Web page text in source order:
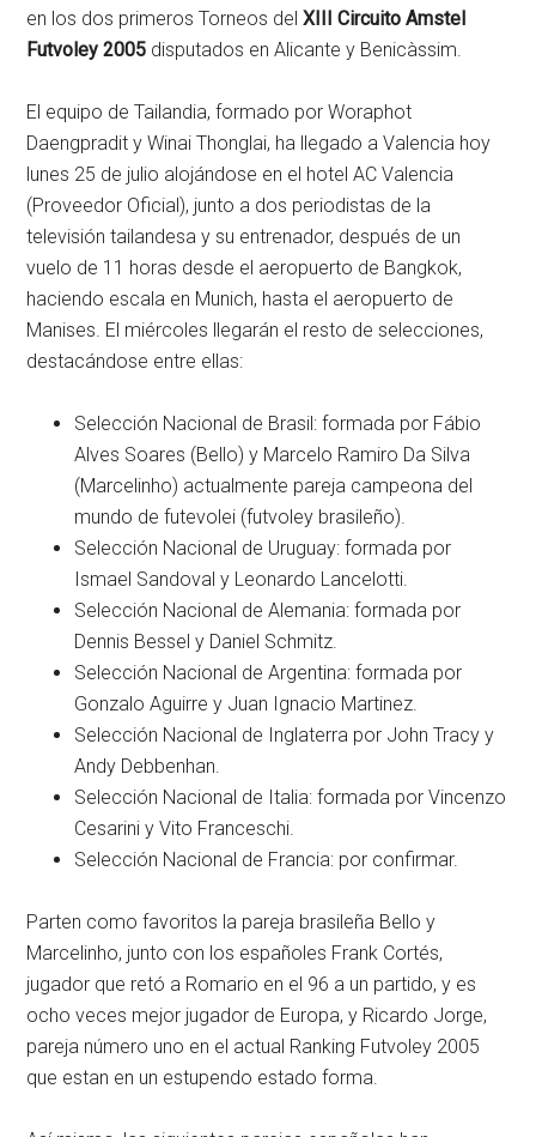
en los dos primeros Torneos delXIII Circuito Amstel
Futvoley 2005 disputados en Alicante y Benicàssim.
El equipo de Tailandia, formado por Woraphot
Daengpradit y Winai Thonglai, ha llegado a Valencia hoy
lunes 25 de julio alojándose en el hotel AC Valencia
(Proveedor Oficial), junto a dos periodistas de la
televisión tailandesa y su entrenador, después de un
vuelo de 11 horas desde el aeropuerto de Bangkok,
haciendo escala en Munich, hasta el aeropuerto de
Manises. El miércoles llegarán el resto de selecciones,
destacándose entre ellas:
Selección Nacional de Brasil: formada por Fábio
Alves Soares (Bello) y Marcelo Ramiro Da Silva
(Marcelinho) actualmente pareja campeona del
mundo de futevolei (futvoley brasileño).
Selección Nacional de Uruguay: formada por
Ismael Sandoval y Leonardo Lancelotti.
Selección Nacional de Alemania: formada por
Dennis Bessel y Daniel Schmitz.
Selección Nacional de Argentina: formada por
Gonzalo Aguirre y Juan Ignacio Martinez.
Selección Nacional de Inglaterra por John Tracy y
Andy Debbenhan.
Selección Nacional de Italia: formada por Vincenzo
Cesarini y Vito Franceschi.
Selección Nacional de Francia: por confirmar.
Parten como favoritos la pareja brasileña Bello y
Marcelinho, junto con los españoles Frank Cortés,
jugador que retó a Romario en el 96 a un partido, y es
ocho veces mejor jugador de Europa, y Ricardo Jorge,
pareja número uno en el actual Ranking Futvoley 2005
que estan en un estupendo estado forma.